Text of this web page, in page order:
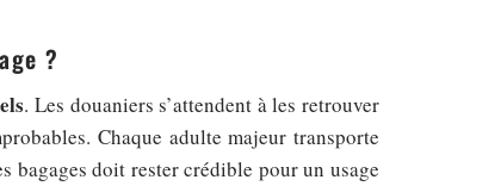
?
. Les douaniers s’attendent à les retrouver
Chaque adulte majeur transporte
bagages doit rester crédible pour un usage